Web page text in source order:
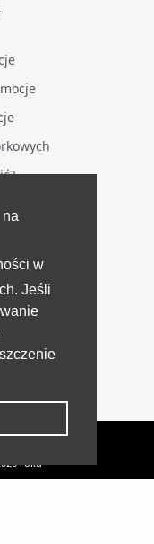
na
w
Jeśli
zastrzeżone
roku